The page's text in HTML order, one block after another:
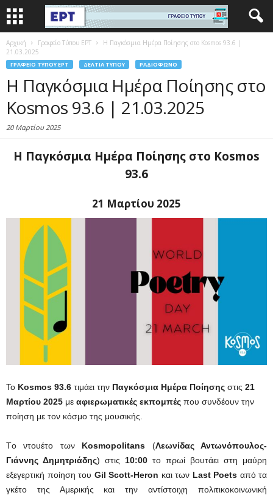
Αρχική Γραφείο Τύπου ΕΡΤ
Η Παγκόσμια Ημέρα Ποίησης στο Kosmos 93.6 |
21.03.2025
ΓΡΑΦΕΊΟ ΤΎΠΟΥ ΕΡΤ ΔΕΛΤΊΑ ΤΎΠΟΥ ΡΑΔΙΌΦΩΝΟ
Η Παγκόσμια Ημέρα Ποίησης στο
Kosmos 93.6 | 21.03.2025
20 Μαρτίου 2025
Η Παγκόσμια Ημέρα Ποίησης στο Kosmos
93.6
21 Μαρτίου 2025
Το Kosmos 93.6 τιμάει την Παγκόσμια Ημέρα Ποίησης στις 21
Μαρτίου 2025 με αφιερωματικές εκπομπές που συνδέουν την
ποίηση με τον κόσμο της μουσικής.
Tο ντουέτο των Kosmopolitans (Λεωνίδας Αντωνόπουλος-
Γιάννης Δημητριάδης) στις 10:00 το πρωί βουτάει στη μαύρη
εξεγερτική ποίηση του Gil Scott-Heron και των Last Poets από τα
γκέτο της Αμερικής και την αντίστοιχη πολιτικοκοινωνική